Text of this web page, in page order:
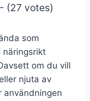
(27 votes)
som
näringsrikt
om du vill
njuta av
användningen